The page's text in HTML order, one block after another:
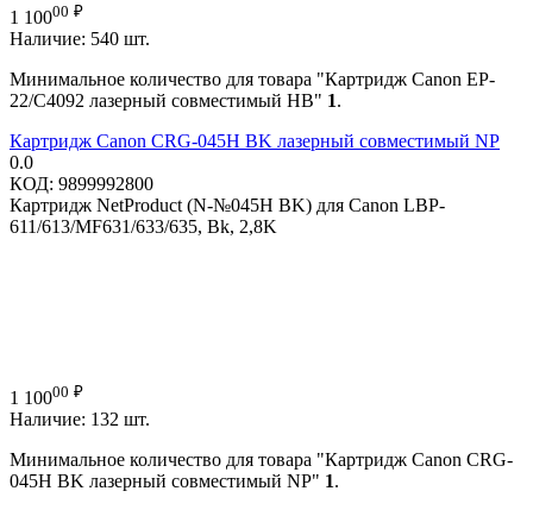
1 10000 ₽
Наличие: 540 шт.
Минимальное количество для товара "Картридж Canon EP-
22/C4092 лазерный совместимый HB" 1.
Картридж Canon CRG-045H BK лазерный совместимый NP
0.0
КОД: 9899992800
Картридж NetProduct (N-№045H BK) для Canon LBP-
611/613/MF631/633/635, Bk, 2,8K
1 10000 ₽
Наличие: 132 шт.
Минимальное количество для товара "Картридж Canon CRG-
045H BK лазерный совместимый NP" 1.